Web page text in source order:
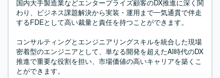
国内大手製造業などエンタープライズ顧客のDX推進に深く関
わり、ビジネス課題解決から実装・運用まで一気通貫で伴走
するFDEとして高い裁量と責任を持つことができます。
コンサルティングとエンジニアリングスキルを統合した現場
密着型のエンジニアとして、単なる開発を超えたAI時代のDX
推進で重要な役割を担い、市場価値の高いキャリアを築くこ
とができます。